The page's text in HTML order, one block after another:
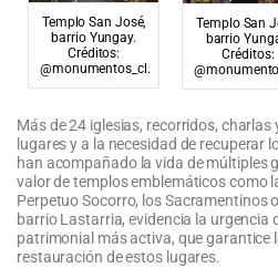
Templo San José,
barrio Yungay.
Créditos:
@monumentos_cl.
Templo San
barrio
Créditos:
Más de 24 iglesias, recorridos,
lugares y a la necesidad de recuperar
han acompañado la vida de múltiples
valor de templos emblemáticos como
Perpetuo Socorro, los Sacramentinos
barrio Lastarria, evidencia la urgencia
patrimonial más activa, que garantice
restauración de estos lugares.